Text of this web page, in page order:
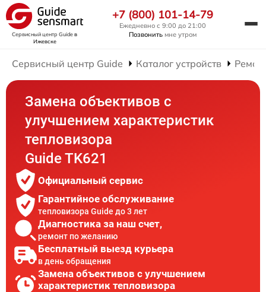
Сервисный центр Guideв
Ижевске
+7 (800) 101-14-79
Ежедневно с 9:00 до 21:00
Позвонить мне утром
Сервисный центр Guide Каталог устройств
Замена объективов с
улучшением характеристик
тепловизора
Guide TK621
Официальный сервис
Гарантийное обслуживание
тепловизора Guide до 3 лет
Диагностика за наш счет,
ремонт по желанию
Бесплатный выезд курьера
в день обращения
Замена объективов с улучшением
характеристик тепловизора